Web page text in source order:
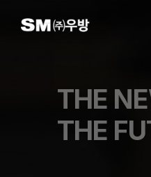
THE
THE